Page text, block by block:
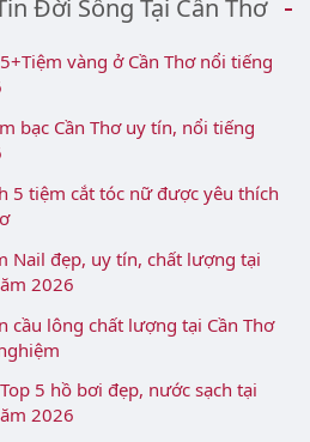
Đời Sống Tại Cần Thơ
vàng ở Cần Thơ nổi tiếng
bạc Cần Thơ uy tín, nổi tiếng
5 tiệm cắt tóc nữ được yêu thích
Nail đẹp, uy tín, chất lượng tại
2026
cầu lông chất lượng tại Cần Thơ
5 hồ bơi đẹp, nước sạch tại
2026